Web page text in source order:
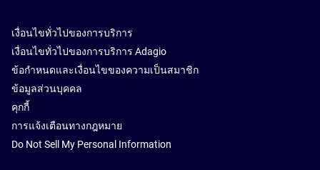
เงื่อนไขทั่วไปของการบริการ
เงื่อนไขทั่วไปของการบริการ Adagio
ข้อกำหนดและเงื่อนไขของความเป็นสมาชิก
ข้อมูลส่วนบุคคล
คุกกี้
การแจ้งเตือนทางกฎหมาย
Do Not Sell My Personal Information